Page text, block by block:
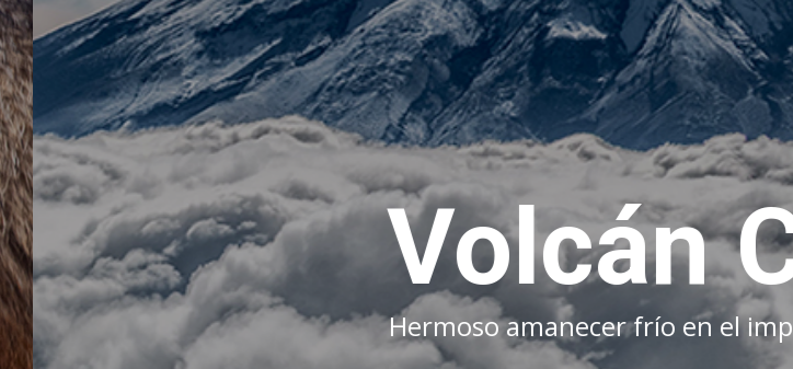
Volcán
Hermoso amanecer frío en el